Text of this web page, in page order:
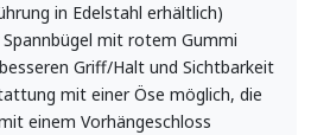
in Edelstahl erhältlich)
mit rotem Gummi
Griff/Halt und Sichtbarkeit
mit einer Öse möglich, die
einem Vorhängeschloss